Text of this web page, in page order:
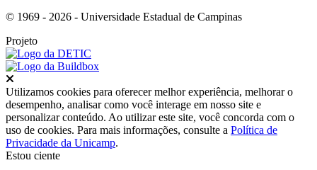
© 1969 - 2026 - Universidade Estadual de Campinas
Projeto
Utilizamos cookies para oferecer melhor experiência, melhorar o
desempenho, analisar como você interage em nosso site e
personalizar conteúdo. Ao utilizar este site, você concorda com o
uso de cookies. Para mais informações, consulte a Política de
Privacidade da Unicamp.
Estou ciente